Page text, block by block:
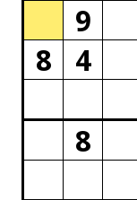
9
8
4
8